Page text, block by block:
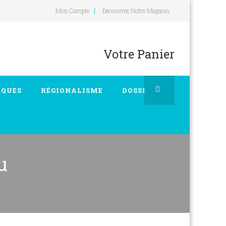
Mon Compte Découvrez Notre Magasin
Votre Panier
RÉGIONALISME DOSSIERS